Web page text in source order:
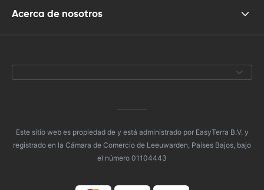
Acerca de nosotros
Este sitio web es propiedad de y está administrado por EasyTerra B.V. y
registrado en la Cámara de Comercio de Leeuwarden, Países Bajos, bajo
el número 01104443